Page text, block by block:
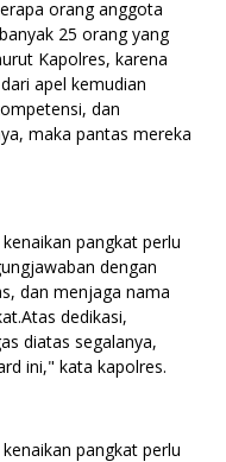
orang anggota
25 orang yang
Kapolres, karena
apel kemudian
dan
maka pantas mereka
pangkat perlu
dengan
dan menjaga nama
dedikasi,
diatas segalanya,
ini," kata kapolres.
pangkat perlu